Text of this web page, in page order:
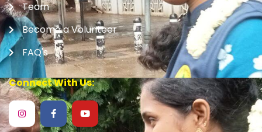
அனுப்பிவைக்கப்படும்.
#aalayamselveerfoundation #aalayamselveer
0 2
Aalayam Selveer Foundation
Thu Nov 6th, 2025
Team
Become a Volunteer
FAQ's
Connect With Us: